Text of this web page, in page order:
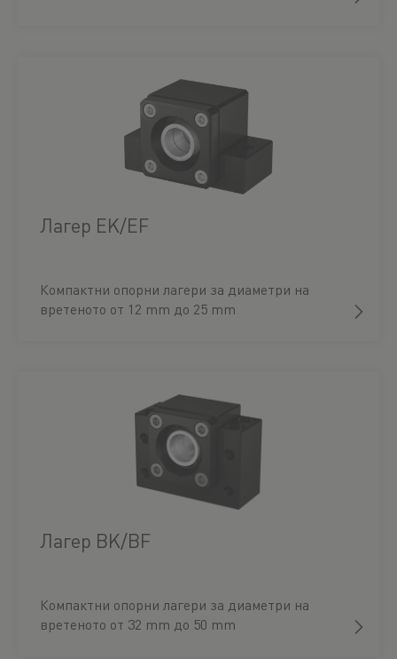
Лагер EK/EF
Компактни опорни лагери за диаметри на
вретеното от 12 mm до 25 mm
Лагер BK/BF
Компактни опорни лагери за диаметри на
вретеното от 32 mm до 50 mm